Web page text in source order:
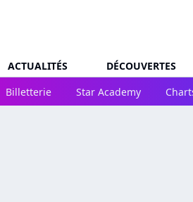
ACTUALITÉS
DÉCOUVERTES
Billetterie
Star Academy